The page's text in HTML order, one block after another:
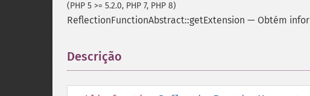
(PHP 5 >= 5.2.0, PHP 7, PHP 8)
ReflectionFunctionAbstract::getExtension — Obtém
Descrição